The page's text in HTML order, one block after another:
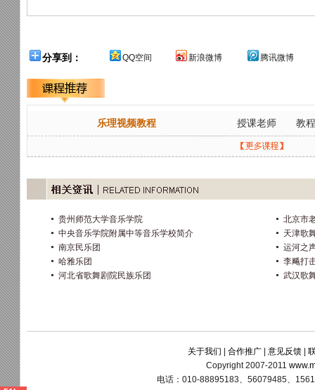
分享到： QQ空间 新浪微博 腾讯微博
乐理视频教程 授课老师 教
贵州师范大学音乐学院
北京市
中央音乐学院附属中等音乐学校简介
天津歌
南京民乐团
运河之
哈雅乐团
李飚打
河北省歌舞剧院民族乐团
武汉歌
关于我们 合作推广| 意见反馈|
Copyright 2007-2011
电话：010-88895183、56079485、